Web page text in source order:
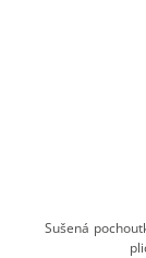
Sušená